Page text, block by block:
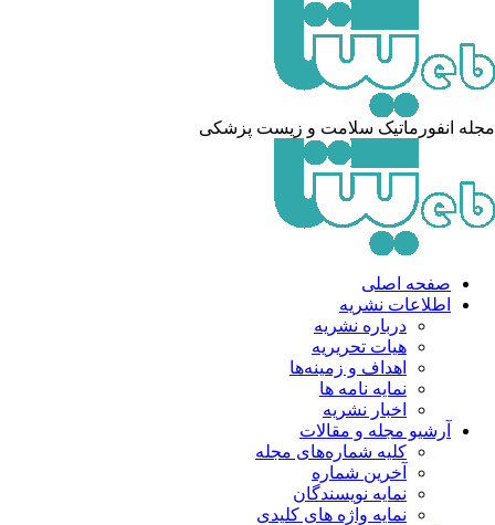
انفورماتیک سلامت و زیست پزشکی
صفحه اصلی
اطلاعات نشریه
درباره نشریه
هیات تحریریه
اهداف و زمینه‌ها
نمایه نامه ها
اخبار نشریه
آرشیو مجله و مقالات
کلیه شماره‌های مجله
آخرین شماره
نمایه نویسندگان
نمایه واژه های کلیدی